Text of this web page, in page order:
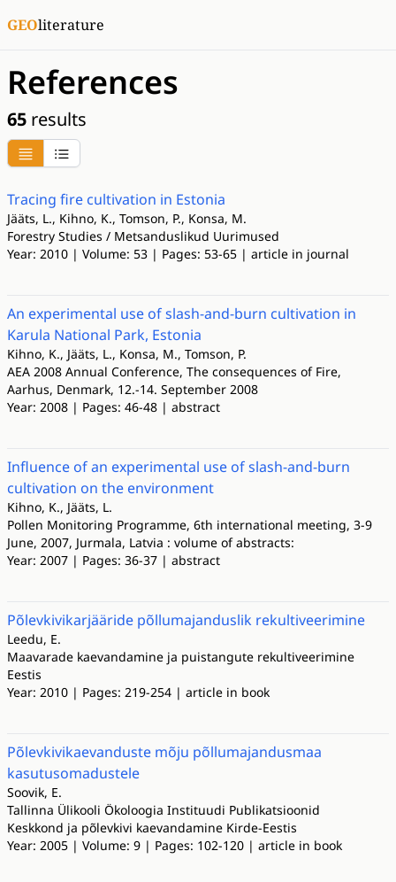
GEOliterature
References
65 results
Tracing fire cultivation in Estonia
Jääts, L., Kihno, K., Tomson, P., Konsa, M.
Forestry Studies / Metsanduslikud Uurimused
Year: 2010 | Volume: 53 | Pages: 53-65 | article in journal
An experimental use of slash-and-burn cultivation in
Karula National Park, Estonia
Kihno, K., Jääts, L., Konsa, M., Tomson, P.
AEA 2008 Annual Conference, The consequences of Fire,
Aarhus, Denmark, 12.-14. September 2008
Year: 2008 | Pages: 46-48 | abstract
Influence of an experimental use of slash-and-burn
cultivation on the environment
Kihno, K., Jääts, L.
Pollen Monitoring Programme, 6th international meeting, 3-9
June, 2007, Jurmala, Latvia : volume of abstracts:
Year: 2007 | Pages: 36-37 | abstract
Põlevkivikarjääride põllumajanduslik rekultiveerimine
Leedu, E.
Maavarade kaevandamine ja puistangute rekultiveerimine
Eestis
Year: 2010 | Pages: 219-254 | article in book
Põlevkivikaevanduste mõju põllumajandusmaa
kasutusomadustele
Soovik, E.
Tallinna Ülikooli Ökoloogia Instituudi Publikatsioonid
Keskkond ja põlevkivi kaevandamine Kirde-Eestis
Year: 2005 | Volume: 9 | Pages: 102-120 | article in book